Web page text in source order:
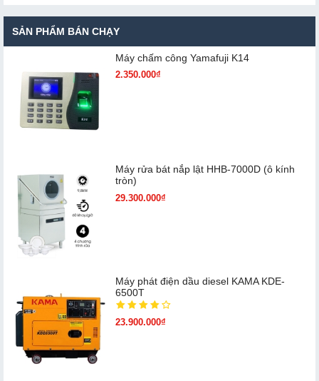
SẢN PHẨM BÁN CHẠY
Máy chấm cô​ng Yamafuji K14
2.350.000₫
Máy rửa bát nắp lật HHB-7000D (ô kính
tròn)
29.300.000₫
Máy phát điện dầu diesel KAMA KDE-
6500T
23.900.000₫